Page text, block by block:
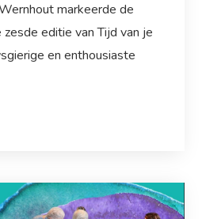
markeerde de
editie van Tijd van je
en enthousiaste